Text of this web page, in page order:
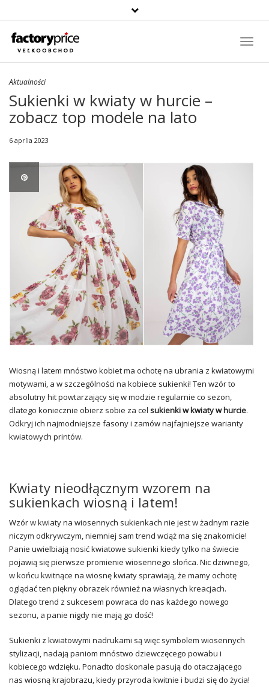
Szukaj
produktu
Aktualności
Sukienki w kwiaty w hurcie –
zobacz top modele na lato
6 apríla 2023
Wiosną i latem mnóstwo kobiet ma ochotę na ubrania z kwiatowymi
motywami, a w szczególności na kobiece sukienki! Ten wzór to
absolutny hit powtarzający się w modzie regularnie co sezon,
dlatego koniecznie obierz sobie za cel sukienki w kwiaty w hurcie.
Odkryj ich najmodniejsze fasony i zamów najfajniejsze warianty
kwiatowych printów.
Kwiaty nieodłącznym wzorem na
sukienkach wiosną i latem!
Wzór w kwiaty na wiosennych sukienkach nie jest w żadnym razie
niczym odkrywczym, niemniej sam trend wciąż ma się znakomicie!
Panie uwielbiają nosić kwiatowe sukienki kiedy tylko na świecie
pojawią się pierwsze promienie wiosennego słońca. Nic dziwnego,
w końcu kwitnące na wiosnę kwiaty sprawiają, że mamy ochotę
oglądać ten piękny obrazek również na własnych kreacjach.
Dlatego trend z sukcesem powraca do nas każdego nowego
sezonu, a panie nigdy nie mają go dość!
Sukienki z kwiatowymi nadrukami są więc symbolem wiosennych
stylizacji, nadają paniom mnóstwo dziewczęcego powabu i
kobiecego wdzięku. Ponadto doskonale pasują do otaczającego
nas wiosną krajobrazu, kiedy przyroda kwitnie i budzi się do życia!